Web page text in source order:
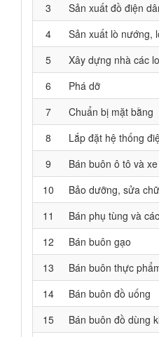
3
Sản xuất đồ điện
4
Sản xuất lò nướng,
5
Xây dựng nhà các
6
Phá dỡ
7
Chuẩn bị mặt bằng
8
Lắp đặt hệ thống
9
Bán buôn ô tô và
10
Bảo dưỡng, sửa
11
Bán phụ tùng và
12
Bán buôn gạo
13
Bán buôn thực
14
Bán buôn đồ uống
15
Bán buôn đồ dùng